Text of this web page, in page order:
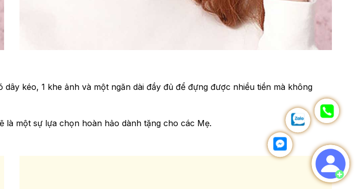
kéo, 1 khe ảnh và một ngăn dài đầy đủ để đựng được nhiều tiền mà không
là một sự lựa chọn hoàn hảo dành tặng cho các Mẹ.